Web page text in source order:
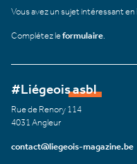
Vous avez un sujet intéressant
Complétez leformulaire
#Liégeois asbl
Rue de Renory 114
4031 Angleur
contact@liegeois-magazine.be